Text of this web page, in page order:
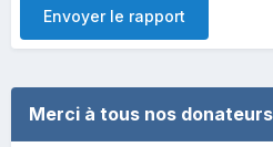
Envoyer le rapport
Merci à tous nos